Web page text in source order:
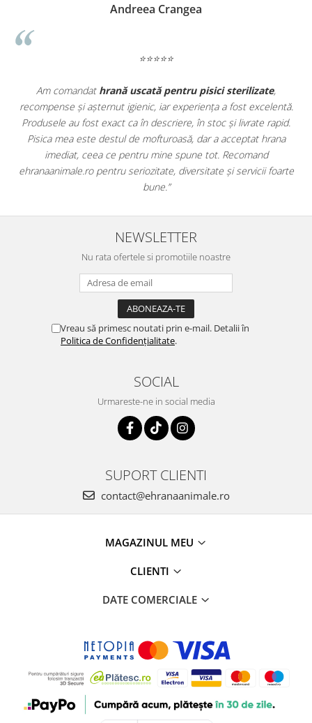
rapid.
foarte
Madalina Stancea
⭐⭐⭐⭐⭐
Apreciez foarte mult faptul că peehranaanimale.ro
doar hrană, ci și produse dinfarmacia veterinară
antiparazitare, suplimente și soluții de îngrijire. Este foarte
comod să pot comanda tot ce am nevoie pentru animalul
dintr-un singur loc. Livrarea a fost rapidă, iar produsele au
originale și în termen. Magazin serios, bine organizat și foarte
pentru orice stăpân de animale.
NEWSLETTER
Nu rata ofertele si promotiile noastre
Vreau să primesc noutati prin e-mail. Detalii în
Politica de Confidențialitate.
SOCIAL
Urmareste-ne in social media
SUPORT CLIENTI
contact@ehranaanimale.ro
MAGAZINUL MEU
CLIENTI
DATE COMERCIALE